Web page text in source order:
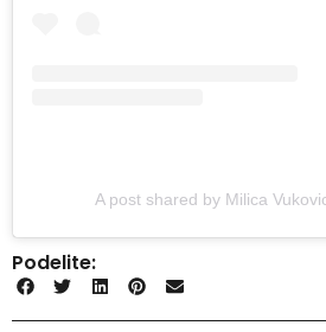
A post shared by Milica
Podelite: